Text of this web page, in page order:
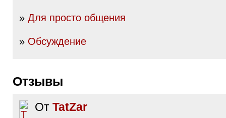
» Для просто общения
» Обсуждение
Отзывы
От TatZar